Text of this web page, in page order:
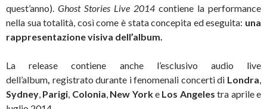
quest’anno). Ghost Stories Live 2014 contiene la performance
nella sua totalità, così come è stata concepita ed eseguita: una
rappresentazione visiva dell’album.
La release contiene anche l’esclusivo audio live
dell’album registrato durante i fenomenali concerti di Londra
Sydney Parigi Colonia New Yorke Los Angeles tra aprile e